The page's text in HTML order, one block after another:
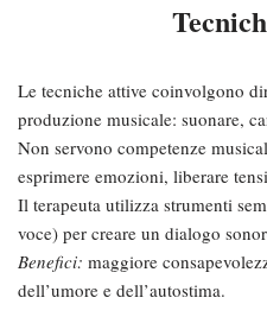
T
Le tecniche attive coinvolgono
produzione musicale: suonare,
Non servono competenze
esprimere emozioni, liberare
Il terapeuta utilizza strumenti
voce) per creare un dialogo
Benefici: maggiore
dell’umore e dell’autostima.